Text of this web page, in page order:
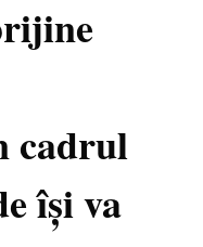
cadrul
își va